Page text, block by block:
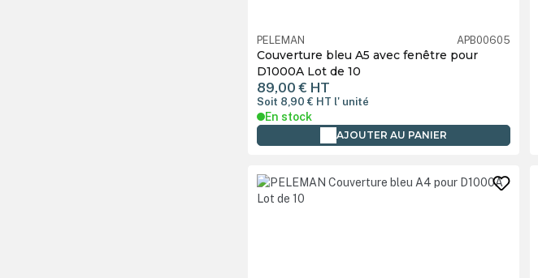
PELEMAN APB00605
Couverture bleu A5 avec fenêtre pour
D1000A Lot de 10
89,00 € HT
Soit 8,90 € HT l' unité
En stock
AJOUTER AU PANIER